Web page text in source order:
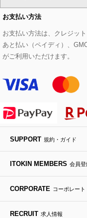
eur3
Maison de CINQ
MK MICHEL
HIROKO KOSHINO
その他のトップス
セットアップスカー
セットアップワン
モッズコート
ステンカラーコー
ライダースジャケ
デニムジャケット
ダウンジャケット
帽子
ヘアアクセサリー
ハンカチ・バンダナ
手袋
チャーム・ストラ
ブレスレット・バ
ブローチ・コサー
ショルダーバッグ
ボストンバッグ
バックパック・リ
ボディバッグ・メ
トラベルバッグ
パンプス
スニーカー
フラットシューズ
ローファー
ドレスシューズ
すべてのアートフ
ローズ
カサブランカ・カ
ラナンキュラス
ポプリアレンジ＆
お支払い方法
お支払い方法は、クレジッ
あと払い（ペイディ）、
がご利用いただけます。
SUPPORT 規約・ガイド
ITOKIN MEMBERS 会員登
CORPORATE コーポレート
RECRUIT 求人情報